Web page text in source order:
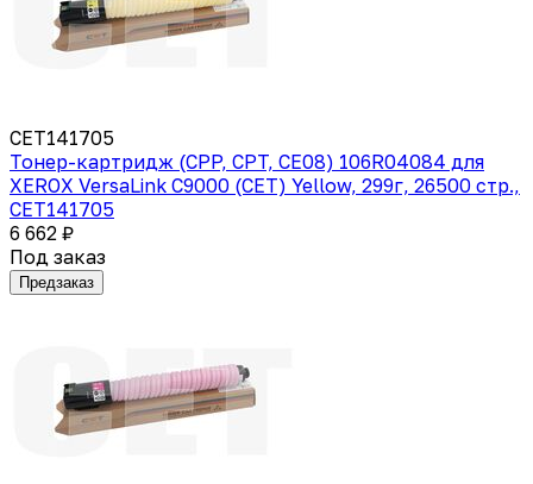
CET141705
Тонер-картридж (CPP, CPT, CE08) 106R04084 для
XEROX VersaLink C9000 (CET) Yellow, 299г, 26500 стр.,
CET141705
6 662 ₽
Под заказ
Предзаказ